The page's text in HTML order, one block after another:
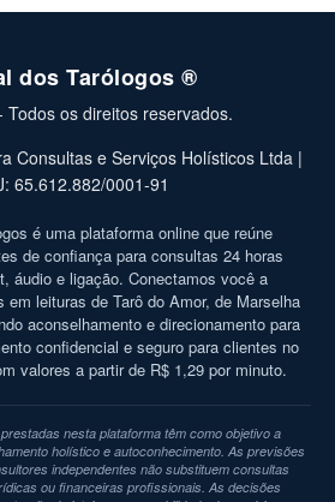
dos Tarólogos ®
Todos os direitos reservados.
Consultas e Serviços Holísticos Ltda |
65.612.882/0001-91
é uma plataforma online que reúne
de confiança para consultas 24 horas
áudio e ligação. Conectamos você a
em leituras de Tarô do Amor, de Marselha
aconselhamento e direcionamento para
confidencial e seguro para clientes no
valores a partir de R$ 1,29 por minuto.
nesta plataforma têm como objetivo a
holístico e autoconhecimento. As previsões
independentes não substituem consultas
ou financeiras profissionais. As decisões